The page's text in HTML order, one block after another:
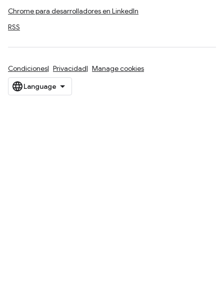
Chrome para desarrolladores en LinkedIn
RSS
Condiciones Privacidad Manage cookies